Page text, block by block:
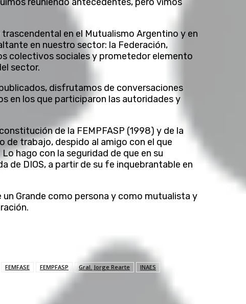
en el Mutualismo Argentino y en
en nuestro sector: la Federación,
colectivos sociales y prometedor elemento
sector.
disfrutamos de conversaciones
en los que participaron las autoridades y
de la FEMPFASP (1998) y de la
de trabajo, despido al amigo con el que
hago con la seguridad de que en su
de DIOS, a partir de su fe inquebrantable en
Grande como persona y como mutualista y
FEMFASE FEMPFASP Gral. Jorge Rearte
INAES